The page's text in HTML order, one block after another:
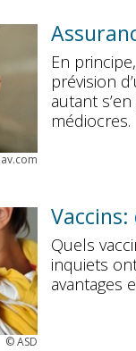
En
prévision
autant
médiocres.
©ASD
Quels
inquiets
avantages